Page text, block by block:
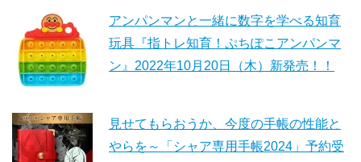
アンパンマンと一緒に数字を学べる知育
玩具『指トレ知育！ぷちぽこアンパンマ
ン』2022年10月20日（木）新発売！！
見せてもらおうか、今度の手帳の性能と
やらを～「シャア専用手帳2024」予約受